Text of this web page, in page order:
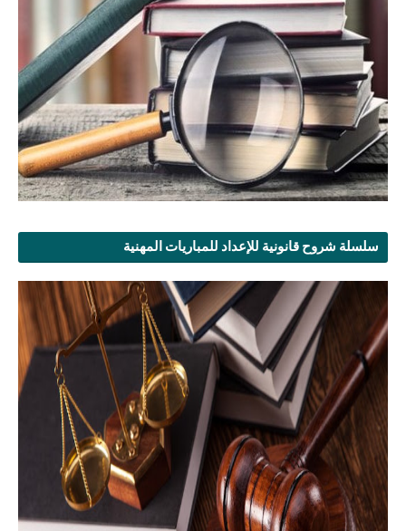
سلسلة شروح قانونية للإعداد للمباريات المهنية